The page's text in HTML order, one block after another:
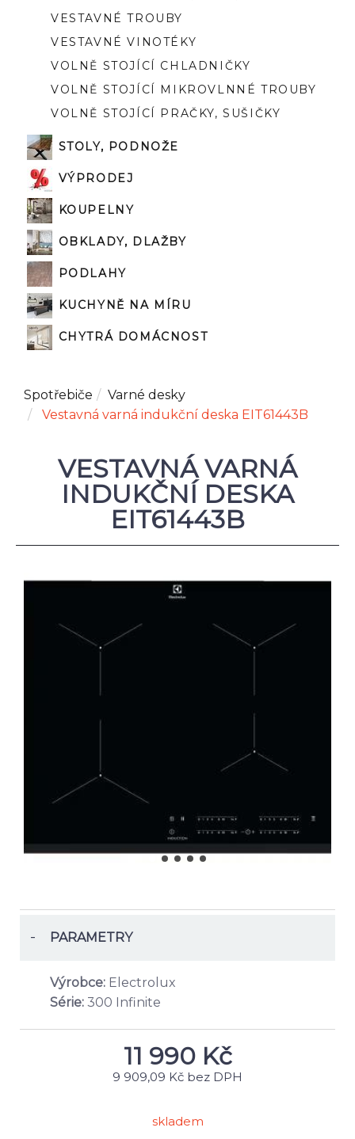
VESTAVNÉ TROUBY
VESTAVNÉ VINOTÉKY
VOLNĚ STOJÍCÍ CHLADNIČKY
VOLNĚ STOJÍCÍ MIKROVLNNÉ TROUBY
VOLNĚ STOJÍCÍ PRAČKY, SUŠIČKY
STOLY, PODNOŽE
VÝPRODEJ
KOUPELNY
OBKLADY, DLAŽBY
PODLAHY
KUCHYNĚ NA MÍRU
CHYTRÁ DOMÁCNOST
Spotřebiče
Varné desky
Vestavná varná indukční deska EIT61443B
VESTAVNÁ VARNÁ
INDUKČNÍ DESKA
EIT61443B
- PARAMETRY
Výrobce: Electrolux
Série: 300 Infinite
11 990 Kč
9 909,09 Kč bez DPH
skladem